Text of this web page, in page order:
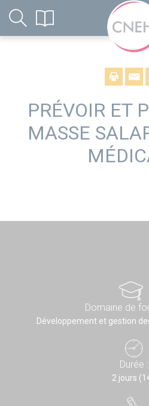
PRÉVOIR ET
MASSE
Domaine de
Développement et gestion
Durée :
2 jours